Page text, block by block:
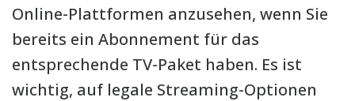
Online-Plattformen anzusehen, wenn Sie
bereits ein Abonnement für das
entsprechende TV-Paket haben. Es ist
wichtig, auf legale Streaming-Optionen